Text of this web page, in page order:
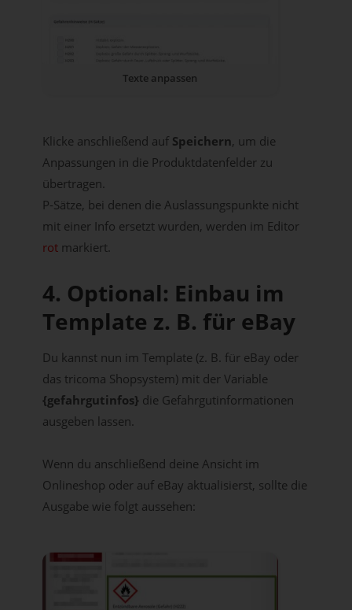
Texte anpassen
Klicke anschließend auf Speichern, um die
Anpassungen in die Produktdatenfelder zu
übertragen.
P-Sätze, bei denen die Auslassungspunkte nicht
mit einer Info ersetzt wurden, werden im Editor
rotmarkiert.
4. Optional: Einbau im
Template z. B. für eBay
Du kannst nun im Template (z. B. für eBay oder
das tricoma Shopsystem) mit der Variable
{gefahrgutinfos}die Gefahrgutinformationen
ausgeben lassen.
Wenn du anschließend deine Ansicht im
Onlineshop oder auf eBay aktualisierst, sollte die
Ausgabe wie folgt aussehen: